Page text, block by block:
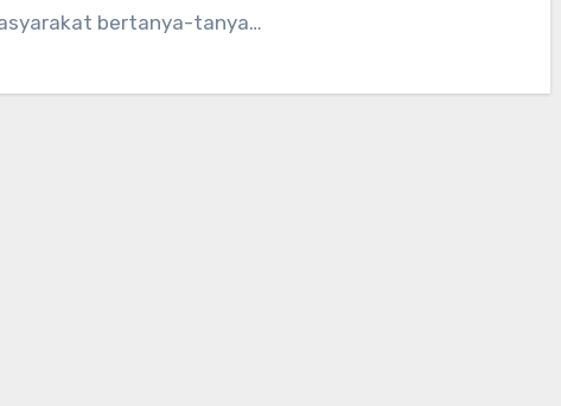
bertanya-tanya…